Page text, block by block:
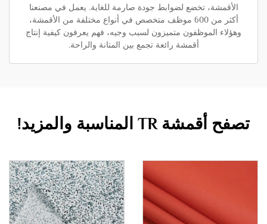
الأقمشة، تخضع لضوابط جودة صارمة للغاية. يعمل في مصنعنا
أكثر من 600 موظف متخصص في أنواع مختلفة من الأقمشة،
وهؤلاء الموظفون متميزون لسبب وجيه، فهم يعرفون كيفية إنتاج
أقمشة رائعة تجمع بين المتانة والراحة.
تصفح أقمشة TR المناسبة والمزيد!